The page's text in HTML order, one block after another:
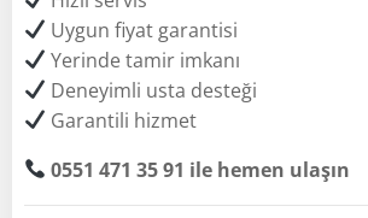
Uygun fiyat garantisi
Yerinde tamir imkanı
Deneyimli usta desteği
Garantili hizmet
0551 471 35 91 ile hemen ulaşın